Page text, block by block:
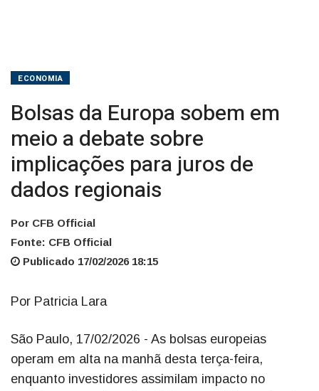
ECONOMIA
Bolsas da Europa sobem em
meio a debate sobre
implicações para juros de
dados regionais
Por CFB Official
Fonte: CFB Official
Publicado 17/02/2026 18:15
Por Patricia Lara
São Paulo, 17/02/2026 - As bolsas europeias
operam em alta na manhã desta terça-feira,
enquanto investidores assimilam impacto no